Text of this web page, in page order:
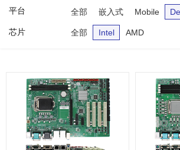
平台 全部 嵌入式 Mobile
芯片 全部 Intel AMD